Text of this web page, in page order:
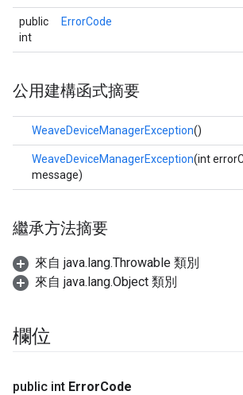
public
int
ErrorCode
公用建構函式摘要
WeaveDeviceManagerException()
WeaveDeviceManagerException(int
message)
繼承方法摘要
來自 java.lang.Throwable 類別
來自 java.lang.Object 類別
欄位
public int ErrorCode